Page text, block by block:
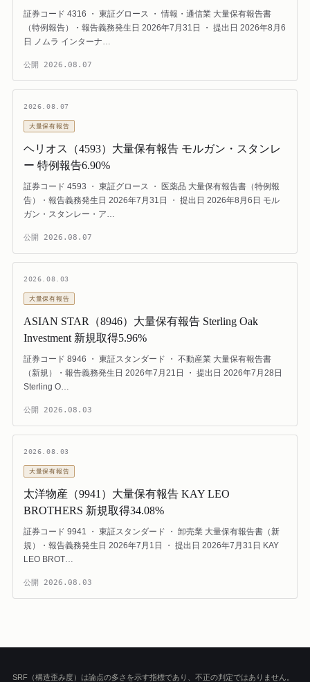
証券コード 4316 ・ 東証グロース ・ 情報・通信業 大量保有報告書
（特例報告）・報告義務発生日 2026年7月31日 ・ 提出日 2026年8月6
日 ノムラ インターナ…
公開 2026.08.07
2026.08.07
大量保有報告
ヘリオス（4593）大量保有報告 モルガン・スタンレ
ー 特例報告6.90%
証券コード 4593 ・ 東証グロース ・ 医薬品 大量保有報告書（特例報
告）・報告義務発生日 2026年7月31日 ・ 提出日 2026年8月6日 モル
ガン・スタンレー・ア…
公開 2026.08.07
2026.08.03
大量保有報告
ASIAN STAR（8946）大量保有報告 Sterling Oak
Investment 新規取得5.96%
証券コード 8946 ・ 東証スタンダード ・ 不動産業 大量保有報告書
（新規）・報告義務発生日 2026年7月21日 ・ 提出日 2026年7月28日
Sterling O…
公開 2026.08.03
2026.08.03
大量保有報告
太洋物産（9941）大量保有報告 KAY LEO
BROTHERS 新規取得34.08%
証券コード 9941 ・ 東証スタンダード ・ 卸売業 大量保有報告書（新
規）・報告義務発生日 2026年7月1日 ・ 提出日 2026年7月31日 KAY
LEO BROT…
公開 2026.08.03
SRF（構造歪み度）は論点の多さを示す指標であり、不正の判定ではありません。